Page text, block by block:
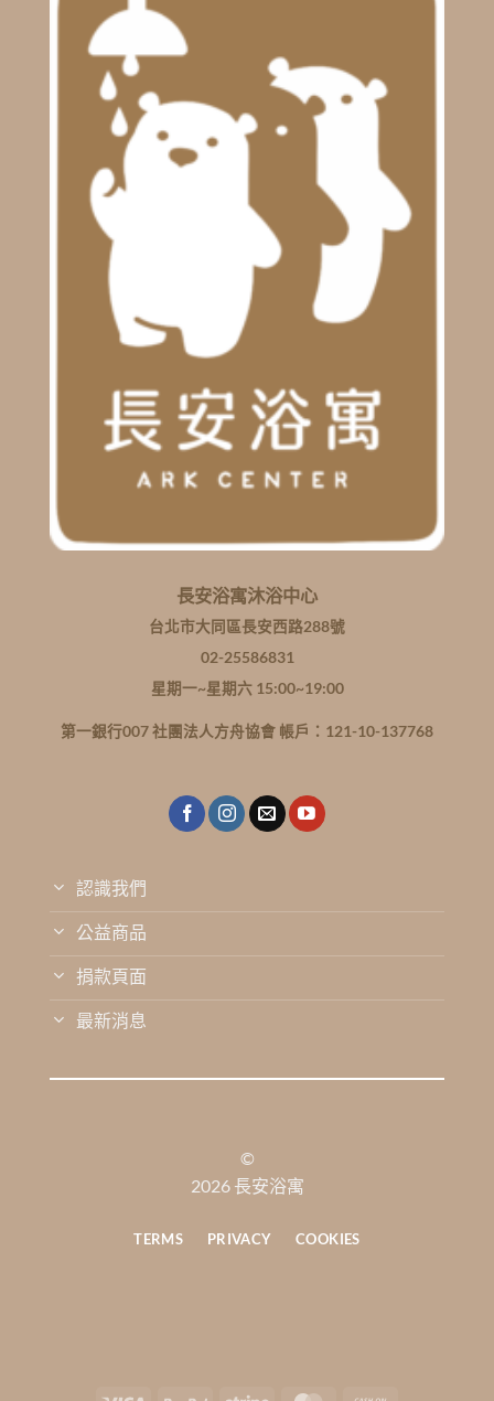
長安浴寓沐浴中心
台北市大同區長安西路288號
02-25586831
星期一~星期六 15:00~19:00
第一銀行007 社團法人方舟協會 帳戶：121-10-137768
認識我們
公益商品
捐款頁面
最新消息
©
2026 長安浴寓
TERMS PRIVACY COOKIES